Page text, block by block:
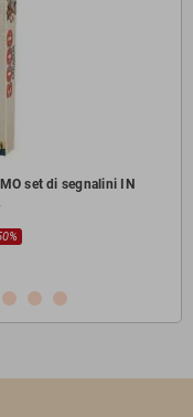
set di segnalini IN